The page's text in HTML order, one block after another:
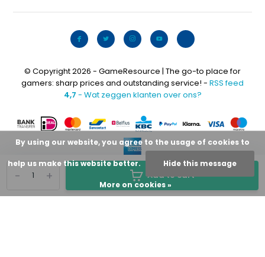
+
- Add to cart
© Copyright 2026 - GameResource | The go-to place for
gamers: sharp prices and outstanding service! - RSS feed
4,7 - Wat zeggen klanten over ons?
By using our website, you agree to the usage of cookies to
help us make this website better. Hide this message
More on cookies »